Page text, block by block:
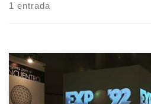
1 entrada
El próximo jueves 18 de mayo la